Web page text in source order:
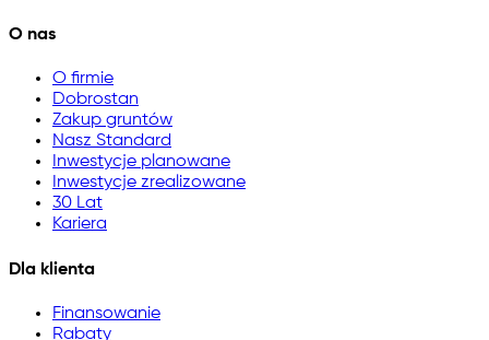
O nas
O firmie
Dobrostan
Zakup gruntów
Nasz Standard
Inwestycje planowane
Inwestycje zrealizowane
30 Lat
Kariera
Dla klienta
Finansowanie
Rabaty